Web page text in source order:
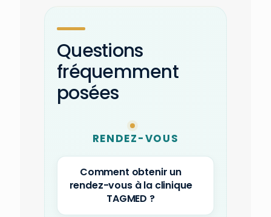
Questions
fréquemment
posées
RENDEZ-VOUS
Comment obtenir un
rendez-vous à la clinique
TAGMED ?